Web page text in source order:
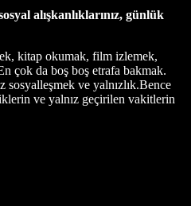
alışkanlıklarınız, günlük
kitap okumak, film izlemek,
çok da boş boş etrafa bakmak.
sosyalleşmek ve yalnızlık.Bence
ve yalnız geçirilen vakitlerin